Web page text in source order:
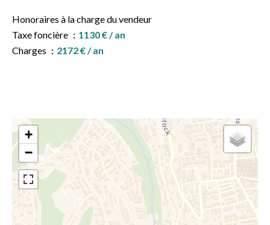
Honoraires à la charge du vendeur
Taxe foncière
1130 € / an
Charges
2172 € / an
+
−